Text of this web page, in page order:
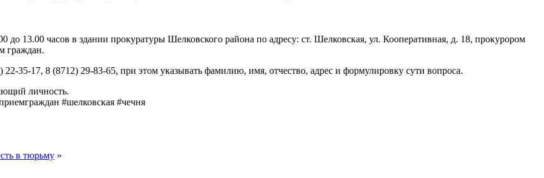
13.00 часов в здании прокуратуры Шелковского района по адресу: ст. Шелковская, ул. Кооперативная, д. 18, прокурором
граждан.
35-17, 8 (8712) 29-83-65, при этом указывать фамилию, имя, отчество, адрес и формулировку сути вопроса.
личность.
#шелковская #чечня
в тюрьму »